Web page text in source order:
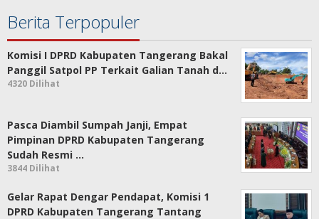
Berita Terpopuler
Komisi I DPRD Kabupaten Tangerang Bakal
Panggil Satpol PP Terkait Galian Tanah d…
4320 Dilihat
Pasca Diambil Sumpah Janji, Empat
Pimpinan DPRD Kabupaten Tangerang
Sudah Resmi …
3844 Dilihat
Gelar Rapat Dengar Pendapat, Komisi 1
DPRD Kabupaten Tangerang Tantang